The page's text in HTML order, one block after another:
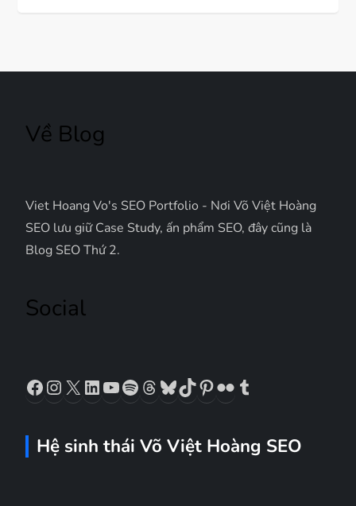
ớ
g
b
i
i
t
Về Blog
Viet Hoang Vo's SEO Portfolio - Nơi Võ Việt Hoàng
SEO lưu giữ Case Study, ấn phẩm SEO, đây cũng là
Blog SEO Thứ 2.
Social
Facebook
Instagram
X LinkedIn
YouTube
Spotify
Threads
Bluesky
TikTok
Pinterest
Flickr
Hệ sinh thái Võ Việt Hoàng SEO